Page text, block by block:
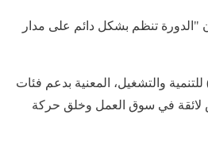
"الدورة تنظم بشكل دائم على مدار
في 4 آذار/ مارس 2023، مبادرة (ريادة) للتنمية والتشغيل، المعنية بدعم فئات
لائقة في سوق العمل وخلق حركة